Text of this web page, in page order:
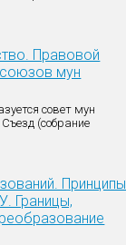
Правовой
мун
совет мун
(собрание
Принципы
Границы,